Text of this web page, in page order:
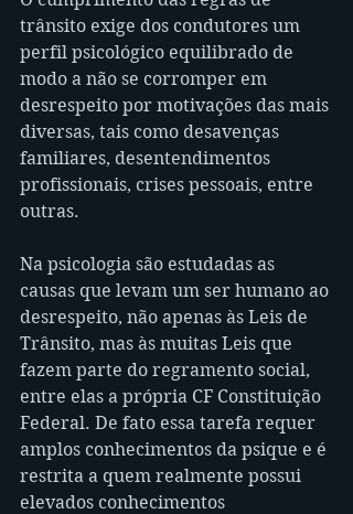
trânsito exige dos condutores um
perfil psicológico equilibrado de
modo a não se corromper em
desrespeito por motivações das mais
diversas, tais como desavenças
familiares, desentendimentos
profissionais, crises pessoais, entre
outras.
Na psicologia são estudadas as
causas que levam um ser humano ao
desrespeito, não apenas às Leis de
Trânsito, mas às muitas Leis que
fazem parte do regramento social,
entre elas a própria CF Constituição
Federal. De fato essa tarefa requer
amplos conhecimentos da psique e é
restrita a quem realmente possui
elevados conhecimentos